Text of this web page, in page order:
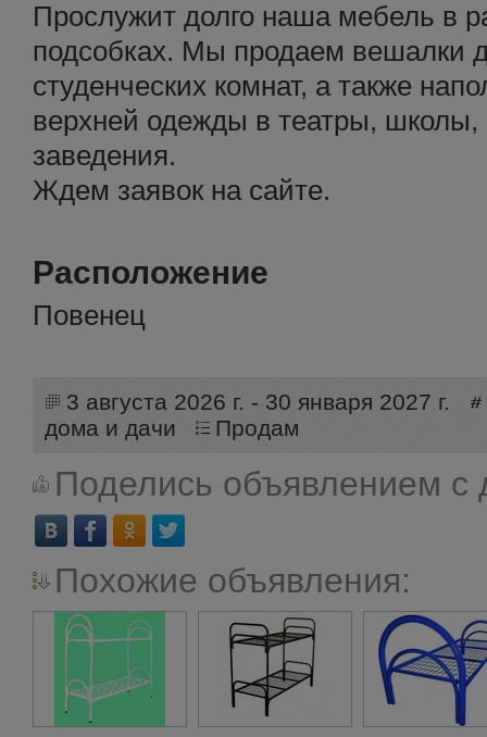
Прослужит долго наша мебель в
подсобках. Мы продаем вешалки
студенческих комнат, а также
верхней одежды в театры,
заведения.
Ждем заявок на сайте.
Расположение
Повенец
3 августа 2026 г. - 30 января 2027 г.
дома и дачи
Продам
Поделись объявлением с
Похожие объявления: